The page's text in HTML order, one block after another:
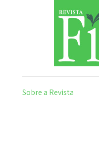
Sobre a Revista